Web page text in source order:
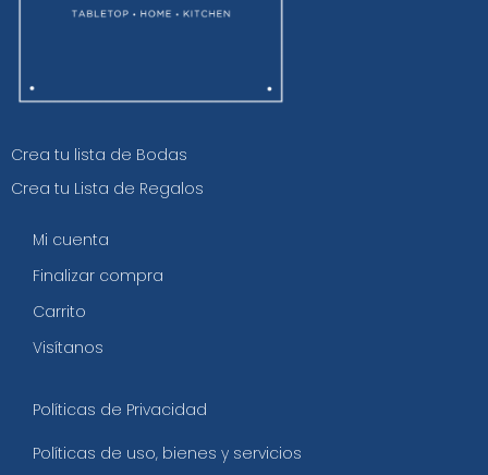
Crea tu lista de Bodas
Crea tu Lista de Regalos
Mi cuenta
Finalizar compra
Carrito
Visítanos
Políticas de Privacidad
Políticas de uso, bienes y servicios